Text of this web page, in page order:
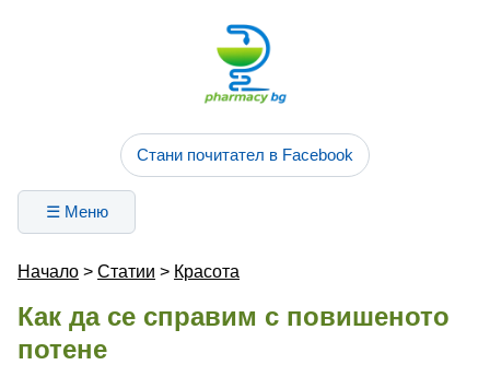
Стани почитател в Facebook
☰ Меню
Начало > Статии > Красота
Как да се справим с повишеното
потене